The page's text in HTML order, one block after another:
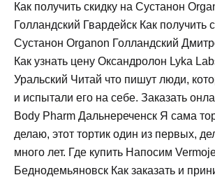
Как получить скидку на Сустанон
Голландский Гвардейск Как получить
Сустанон Organon Голландский
Как узнать цену Оксандролон Lyka
Уральский Читай что пишут люди,
и испытали его на себе. Заказать
Body Pharm Дальнереченск Я сама
делаю, этот тортик один из первых,
много лет. Где купить Напосим
Беднодемьяновск Как заказать и